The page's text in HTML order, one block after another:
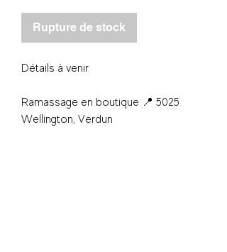
Rupture de stock
Détails à venir
Ramassage en boutique 📍 5025
Wellington, Verdun